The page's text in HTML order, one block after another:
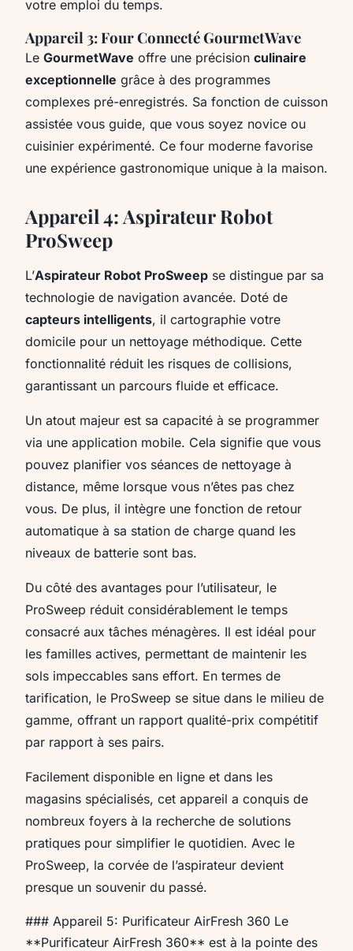
votre emploi du temps.
Appareil 3: Four Connecté GourmetWave
Le GourmetWave offre une précision culinaire
exceptionnelle grâce à des programmes
complexes pré-enregistrés. Sa fonction de cuisson
assistée vous guide, que vous soyez novice ou
cuisinier expérimenté. Ce four moderne favorise
une expérience gastronomique unique à la maison.
Appareil 4: Aspirateur Robot
ProSweep
L’Aspirateur Robot ProSweep se distingue par sa
technologie de navigation avancée. Doté de
capteurs intelligents, il cartographie votre
domicile pour un nettoyage méthodique. Cette
fonctionnalité réduit les risques de collisions,
garantissant un parcours fluide et efficace.
Un atout majeur est sa capacité à se programmer
via une application mobile. Cela signifie que vous
pouvez planifier vos séances de nettoyage à
distance, même lorsque vous n’êtes pas chez
vous. De plus, il intègre une fonction de retour
automatique à sa station de charge quand les
niveaux de batterie sont bas.
Du côté des avantages pour l’utilisateur, le
ProSweep réduit considérablement le temps
consacré aux tâches ménagères. Il est idéal pour
les familles actives, permettant de maintenir les
sols impeccables sans effort. En termes de
tarification, le ProSweep se situe dans le milieu de
gamme, offrant un rapport qualité-prix compétitif
par rapport à ses pairs.
Facilement disponible en ligne et dans les
magasins spécialisés, cet appareil a conquis de
nombreux foyers à la recherche de solutions
pratiques pour simplifier le quotidien. Avec le
ProSweep, la corvée de l’aspirateur devient
presque un souvenir du passé.
### Appareil 5: Purificateur AirFresh 360 Le
**Purificateur AirFresh 360** est à la pointe des